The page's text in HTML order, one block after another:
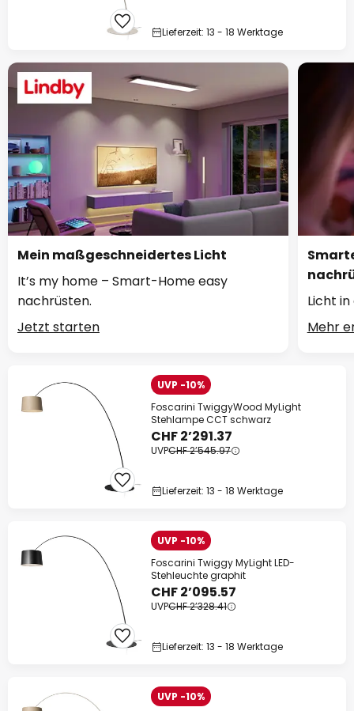
Lieferzeit: 13 - 18 Werktage
Mein maßgeschneidertes Licht
It’s my home – Smart-Home easy
nachrüsten.
Jetzt starten
Licht
Mehr
UVP -10%
Foscarini TwiggyWood MyLight
Stehlampe CCT schwarz
CHF 2’291.37
UVPCHF 2’545.97
Lieferzeit: 13 - 18 Werktage
UVP -10%
Foscarini Twiggy MyLight LED-
Stehleuchte graphit
CHF 2’095.57
UVPCHF 2’328.41
Lieferzeit: 13 - 18 Werktage
UVP -10%